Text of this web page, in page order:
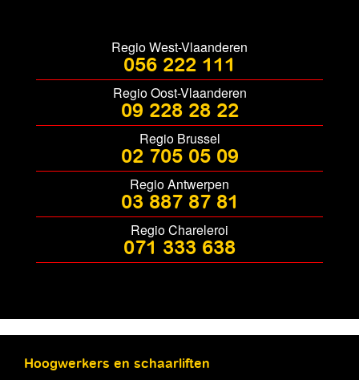
Regio West-Vlaanderen
056 222 111
Regio Oost-Vlaanderen
09 228 28 22
Regio Brussel
02 705 05 09
Regio Antwerpen
03 887 87 81
Regio Chareleroi
071 333 638
Hoogwerkers en schaarliften